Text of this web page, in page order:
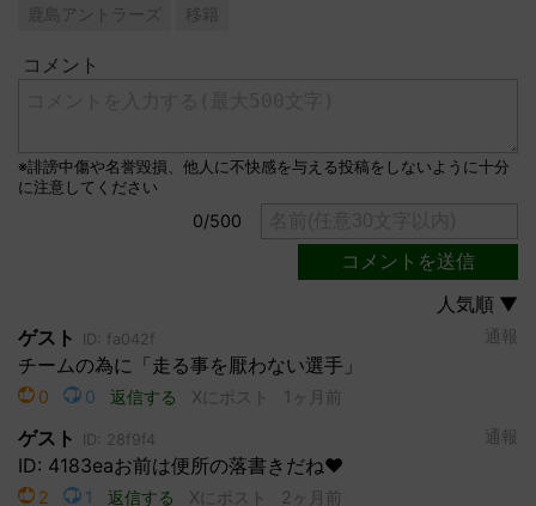
鹿島アントラーズ
移籍